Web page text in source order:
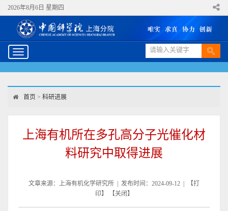
2026年8月6日 星期四
Toggle
navigation
首页 > 科研进展
上海有机所在多孔高分子光催化材
料研究中取得进展
文章来源：上海有机化学研究所 | 发布时间：2024-09-12 | 【打
印】 【关闭 】